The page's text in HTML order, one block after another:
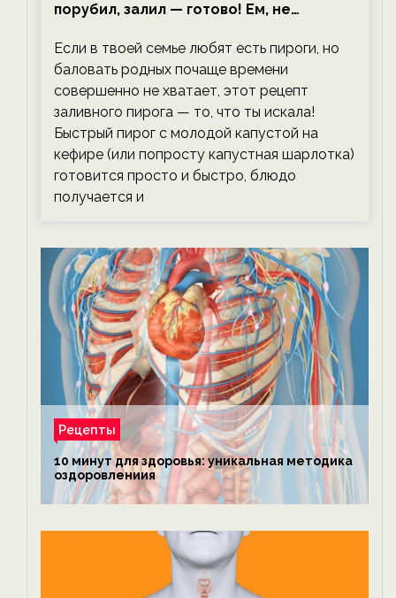
порубил, залил — готово! Ем, не
Если в твоей семье любят есть пироги, но
баловать родных почаще времени
совершенно не хватает, этот рецепт
заливного пирога — то, что ты искала!
Быстрый пирог с молодой капустой на
кефире (или попросту капустная шарлотка)
готовится просто и быстро, блюдо
получается и
Рецепты
10 минут для здоровья: уникальная методика
оздоровлениия